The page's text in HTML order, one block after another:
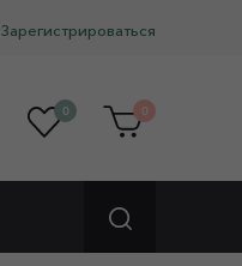
Зарегистрироваться
0 0